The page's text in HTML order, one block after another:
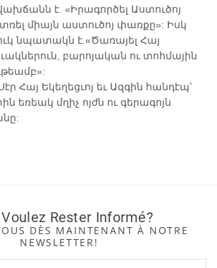
է. «Իրագործել Աստուծոյ
միայն աստուծոյ փառքը»: Իսկ
նպատակն է.«Ծառայել Հայ
բարոյական ու տոհմային
Հայ Եկեղեցւոյ եւ Ազգին հանդէպ՝
եռեակ մղիչ ոյժն ու գերագոյն
Rester Informé?
DÈS MAINTENANT À NOTRE
NEWSLETTER!